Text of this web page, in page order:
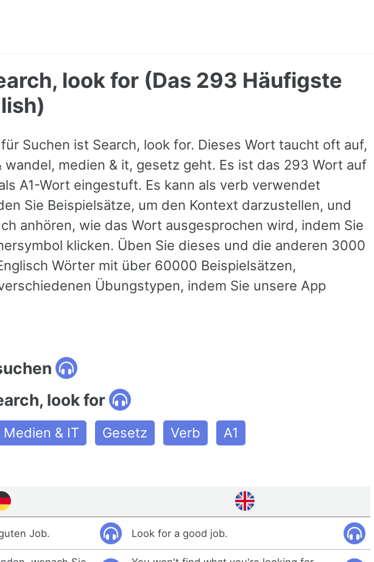
look for (Das 293 Häufigste
Suchen ist Search, look for. Dieses Wort taucht oft auf,
wandel, medien & it, gesetz geht. Es ist das 293 Wort auf
A1-Wort eingestuft. Es kann als verb verwendet
Sie Beispielsätze, um den Kontext darzustellen, und
anhören, wie das Wort ausgesprochen wird, indem Sie
klicken. Üben Sie dieses und die anderen 3000
Wörter mit über 60000 Beispielsätzen,
Übungstypen, indem Sie unsere App
look for
Medien & IT Gesetz Verb A1
Job. Look for a good job.